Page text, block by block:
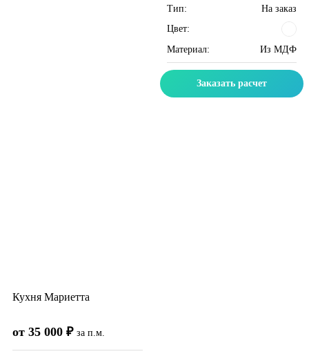
Кухня Мариетта
от 35 000 ₽ за п.м.
Тип:
На заказ
Цвет:
Материал:
Из МДФ
Заказать расчет